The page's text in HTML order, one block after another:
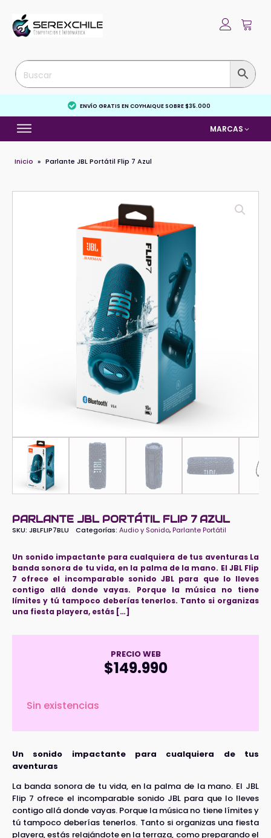
ENVÍO GRATIS EN COYHAIQUE SOBRE $35.000
MARCAS
Inicio » Parlante JBL Portátil Flip 7 Azul
PARLANTE JBL PORTÁTIL FLIP 7 AZUL
SKU: JBLFLIP7BLU Categorías: Audio y Sonido, Parlante Portátil
Un sonido impactante para cualquiera de tus aventuras La
banda sonora de tu vida, en la palma de la mano. El JBL Flip
7 ofrece el incomparable sonido JBL para que lo lleves
contigo allá donde vayas. Porque la música no tiene
límites y tú tampoco deberías tenerlos. Tanto si organizas
una fiesta playera, estás […]
PRECIO WEB
$149.990
Sin existencias
Un sonido impactante para cualquiera de tus
aventuras
La banda sonora de tu vida, en la palma de la mano. El JBL
Flip 7 ofrece el incomparable sonido JBL para que lo lleves
contigo allá donde vayas. Porque la música no tiene límites y
tú tampoco deberías tenerlos. Tanto si organizas una fiesta
playera, estás relajándote en la terraza, como preparando el